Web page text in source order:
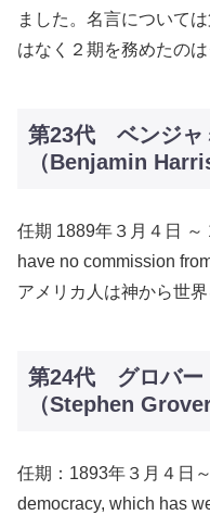
ました。名言について
はなく２期を務めたの
第23代 ベンジャ
（Benjamin
任期 1889年３月４日
have no commission
アメリカ人は神から世
第24代 グロバー
（Stephen
任期：1893年３月４日
democracy, which has